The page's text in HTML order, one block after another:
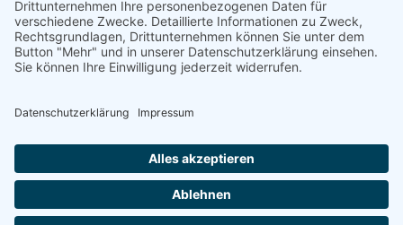
Desktop-Version